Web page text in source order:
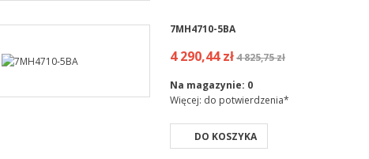
7MH4710-5BA
4 290,44 zł4 825,75 zł
Na magazynie: 0
Więcej: do potwierdzenia*
DO KOSZYKA